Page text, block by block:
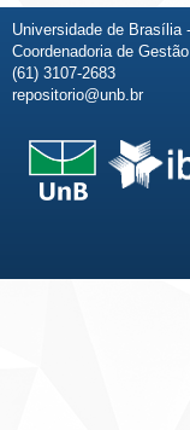
Universidade de Brasília
Coordenadoria de
(61) 3107-2683
repositorio@unb.br